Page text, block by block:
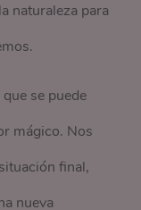
naturaleza para
se puede
mágico. Nos
final,
nueva